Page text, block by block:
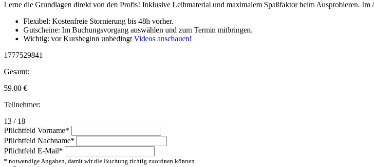
Lerne die Grundlagen direkt von den Profis! Inklusive Leihmaterial und maximalem Spaßfaktor beim Ausprobieren. Im
Flexibel: Kostenfreie Stornierung bis 48h vorher.
Gutscheine: Im Buchungsvorgang auswählen und zum Termin mitbringen.
Wichtig: vor Kursbeginn unbedingtVideos anschauen!
1777529841
Gesamt:
59.00 €
Teilnehmer:
13 / 18
Pflichtfeld Vorname*
Pflichtfeld Nachname*
Pflichtfeld E-Mail*
* notwendige Angaben, damit wir die Buchung richtig zuordnen können